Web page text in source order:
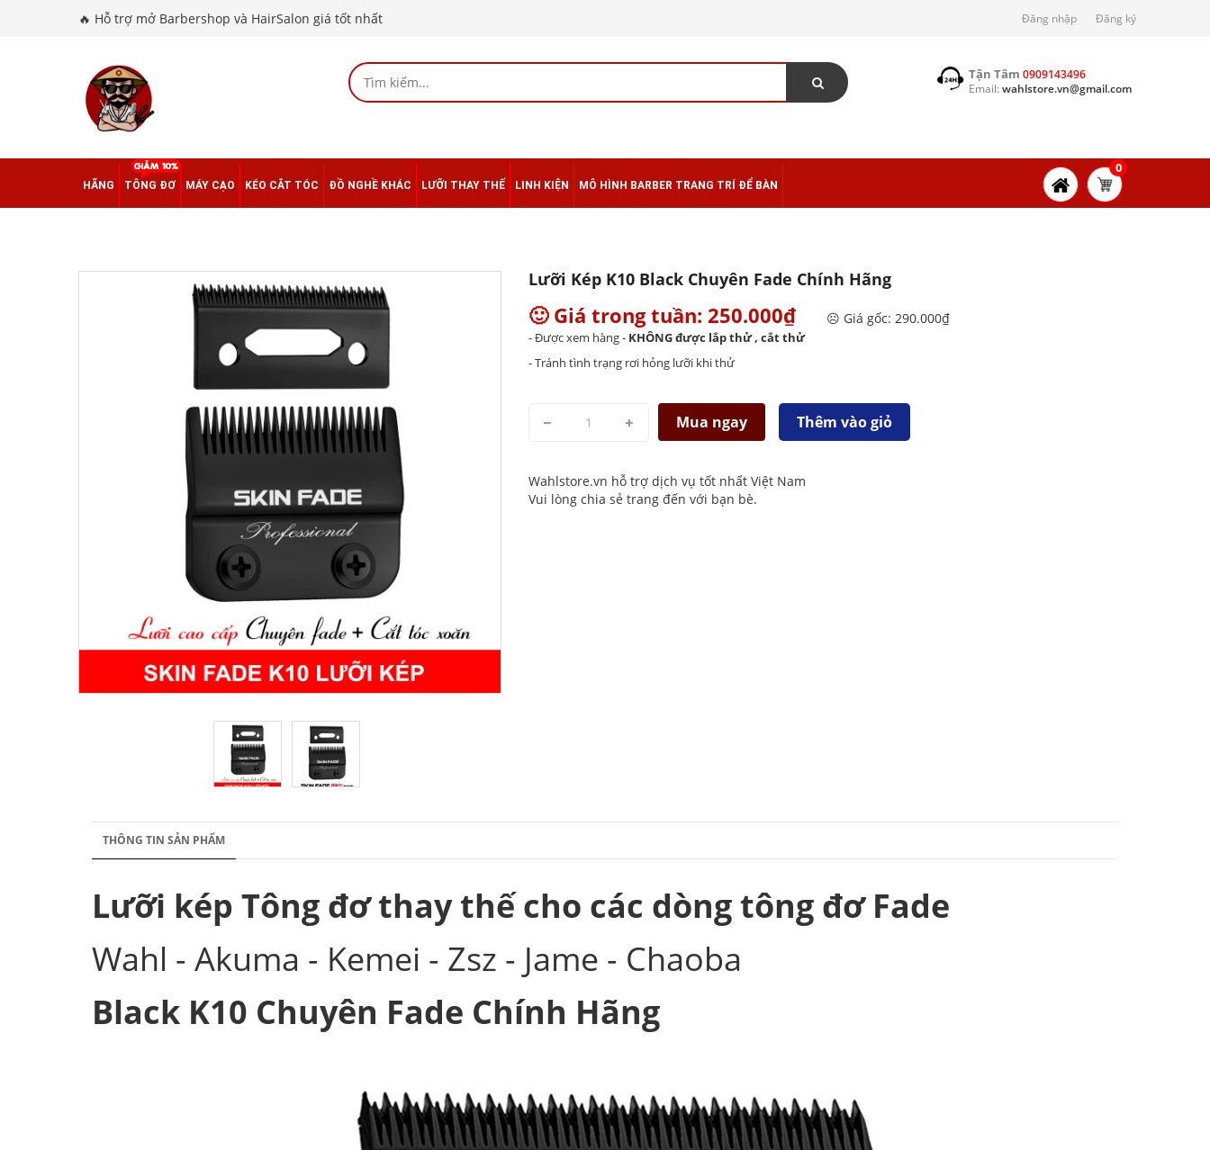
🔥 Hỗ trợ mở Barbershop và HairSalon giá tốt nhất Đăng nhập Đăng ký
Tận Tâm 0909143496
Email: wahlstore.vn@gmail.com
HÃNG TÔNG ĐƠ MÁY CẠO KÉO CẮT TÓC ĐỒ NGHỀ KHÁC LƯỠI THAY THẾ LINH KIỆN MÔ HÌNH BARBER TRANG TRÍ ĐỂ BÀN
0
Lưỡi Kép K10 Black Chuyên Fade Chính Hãng
🙂 Giá trong tuần: 250.000₫ ☹️ Giá gốc: 290.000₫
- Được xem hàng - KHÔNG được lắp thử , cắt thử
- Tránh tình trạng rơi hỏng lưỡi khi thử
Thêm vào giỏ
Mua ngay
Wahlstore.vn hỗ trợ dịch vụ tốt nhất Việt Nam
Vui lòng chia sẻ trang đến với bạn bè.
THÔNG TIN SẢN PHẨM
Lưỡi kép Tông đơ thay thế cho các dòng tông đơ Fade
Wahl - Akuma - Kemei - Zsz - Jame - Chaoba
Black K10 Chuyên Fade Chính Hãng